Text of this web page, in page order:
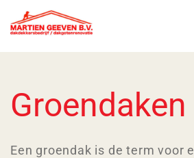
Groendaken
Een groendak is de term voor